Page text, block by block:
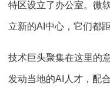
特区设立了办公室。微
立新的AI中心，它们都
技术巨头聚集在这里的
发动当地的AI人才，配